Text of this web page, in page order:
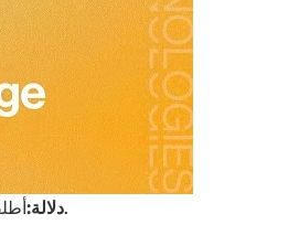
دلالة:أطلقت نماذج اللغة الكبيرة العنان للإمكانات القوية للذكاء الاصطناعي، والآن هو عصر التطبيق الفعال للنماذج الصغيرة.